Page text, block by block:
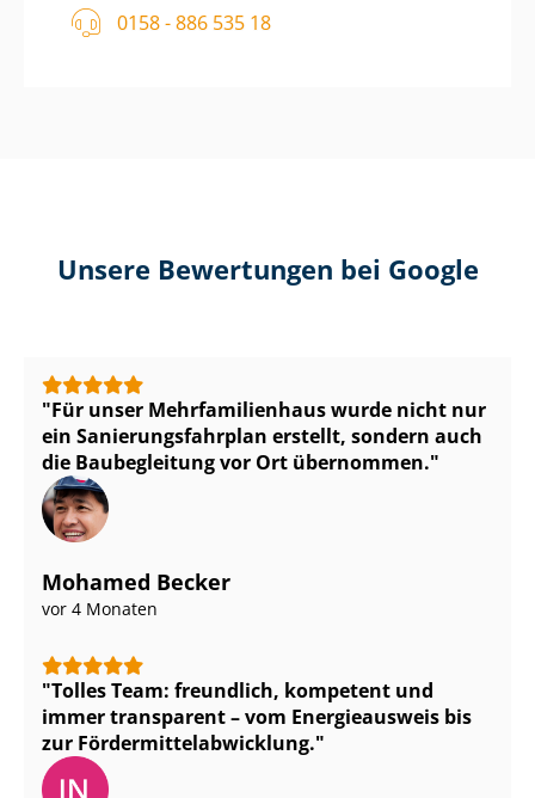
0158 - 886 535 18
Unsere Bewertungen bei Google
Für unser Mehr­fa­mi­li­en­haus wurde nicht nur
ein Sa­nie­rungs­fahr­plan erstellt, sondern auch
die Baubegleitung vor Ort übernommen.
Mohamed Becker
vor 4 Monaten
Tolles Team: freundlich, kompetent und
immer transparent – vom Energieausweis bis
zur För­der­mit­tel­ab­wick­lung.